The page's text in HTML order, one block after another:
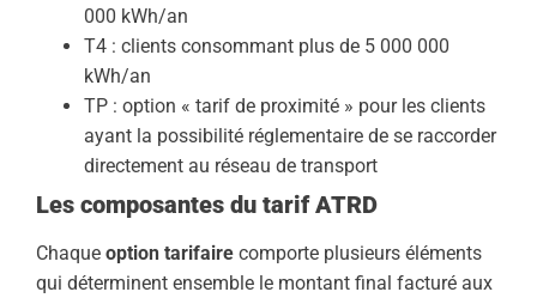
000 kWh/an
T4 : clients consommant plus de 5 000 000
kWh/an
TP : option « tarif de proximité » pour les clients
ayant la possibilité réglementaire de se raccorder
directement au réseau de transport
Les composantes du tarif ATRD
Chaque option tarifaire comporte plusieurs éléments
qui déterminent ensemble le montant final facturé aux